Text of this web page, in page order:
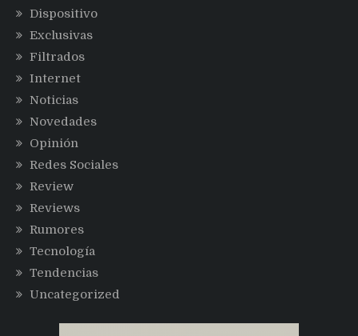
Dispositivo
Exclusivas
Filtrados
Internet
Noticias
Novedades
Opinión
Redes Sociales
Review
Reviews
Rumores
Tecnología
Tendencias
Uncategorized